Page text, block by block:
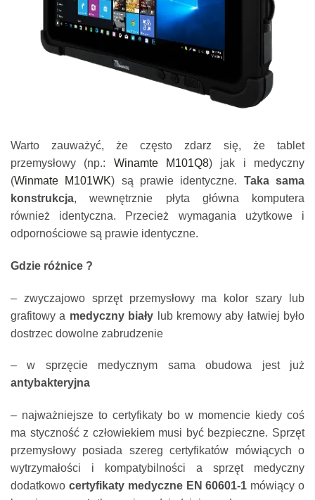
Warto zauważyć, że często zdarz się, że tablet
przemysłowy (np.: Winamte M101Q8) jak i medyczny
(Winmate M101WK) są prawie identyczne. Taka sama
konstrukcja, wewnętrznie płyta główna komputera
również identyczna. Przecież wymagania użytkowe i
odpornościowe są prawie identyczne.
Gdzie różnice ?
– zwyczajowo sprzęt przemysłowy ma kolor szary lub
grafitowy a medyczny biały lub kremowy aby łatwiej było
dostrzec dowolne zabrudzenie
– w sprzęcie medycznym sama obudowa jest już
antybakteryjna
– najważniejsze to certyfikaty bo w momencie kiedy coś
ma styczność z człowiekiem musi być bezpieczne. Sprzęt
przemysłowy posiada szereg certyfikatów mówiących o
wytrzymałości i kompatybilności a sprzęt medyczny
dodatkowo certyfikaty medyczne EN 60601-1 mówiący o